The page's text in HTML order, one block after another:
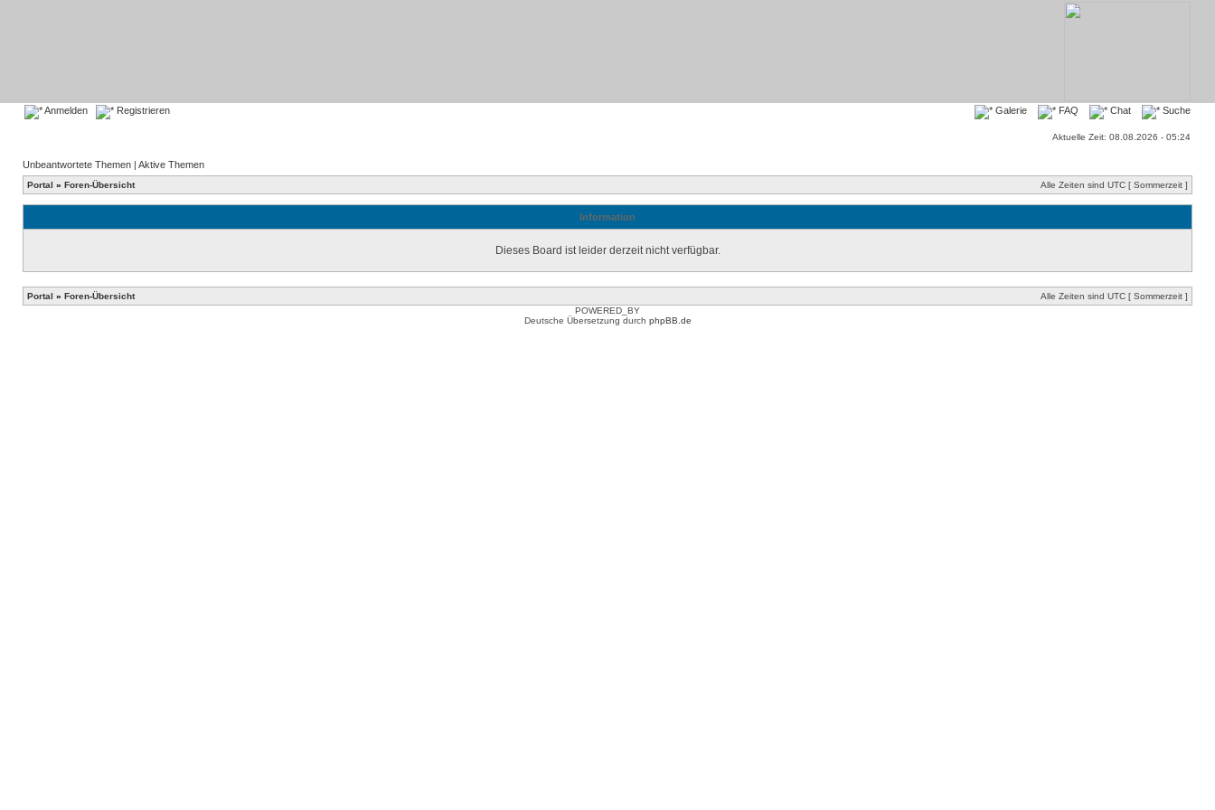
Anmelden Registrieren Galerie FAQ Chat Suche
Aktuelle Zeit: 08.08.2026 - 05:24
Unbeantwortete Themen | Aktive Themen
Portal » Foren-Übersicht Alle Zeiten sind UTC [ Sommerzeit ]
Information
Dieses Board ist leider derzeit nicht verfügbar.
Portal » Foren-Übersicht
Alle Zeiten sind UTC [ Sommerzeit ]
POWERED_BY
Deutsche Übersetzung durch phpBB.de